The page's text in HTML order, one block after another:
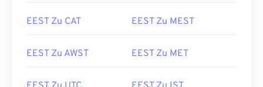
EEST Zu CAT EEST Zu MEST
EEST Zu AWST EEST Zu MET